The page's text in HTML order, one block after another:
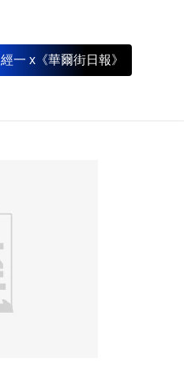
經一 x《華爾街日報》